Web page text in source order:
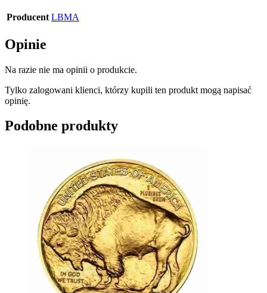
Producent LBMA
Opinie
Na razie nie ma opinii o produkcie.
Tylko zalogowani klienci, którzy kupili ten produkt mogą napisać
opinię.
Podobne produkty